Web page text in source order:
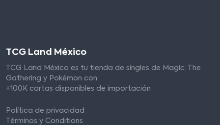
TCG Land México
TCG Land México es tu tienda de singles de Magic: The
Gathering y Pokémon con
+100K cartas disponibles de importación
Política de privacidad
Términos y Conditions